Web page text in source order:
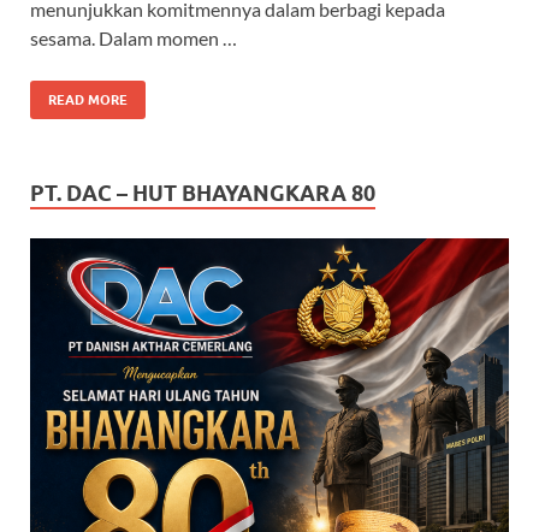
o
o
k
A
p
p
a
m
ds
menunjukkan komitmennya dalam berbagi kepada
sesama. Dalam momen …
READ MORE
PT. DAC – HUT BHAYANGKARA 80